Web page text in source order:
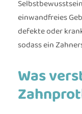
einwandfreies
defekte oder
sodass ein
Was